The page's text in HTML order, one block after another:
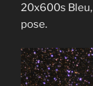
20x600s Bleu,
pose.